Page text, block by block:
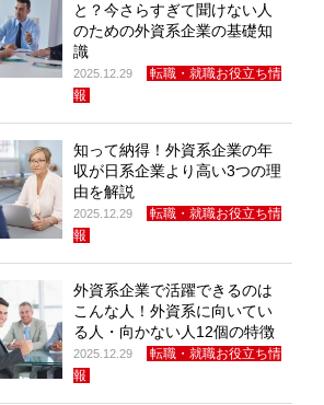
と？今さらすぎて聞けない人
のための外資系企業の基礎知
識
2025.12.29
転職・就職お役立ち情
報
知って納得！外資系企業の年
収が日系企業より高い3つの理
由を解説
2025.12.29
転職・就職お役立ち情
報
外資系企業で活躍できるのは
こんな人！外資系に向いてい
る人・向かない人12個の特徴
2025.12.29
転職・就職お役立ち情
報